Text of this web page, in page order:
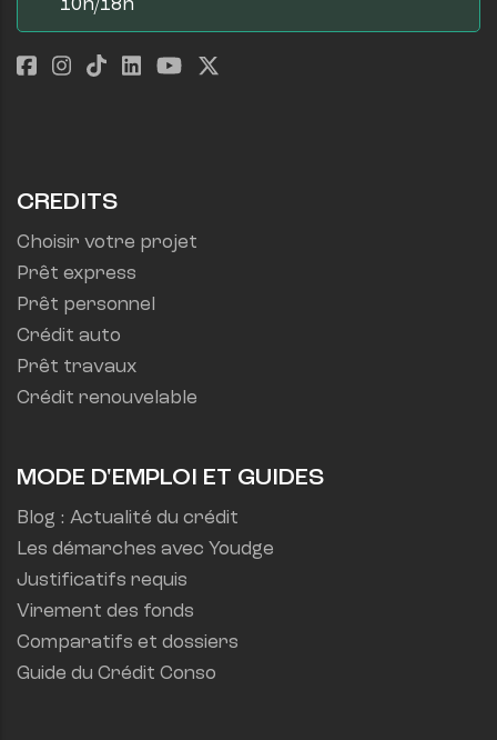
10h/18h
CREDITS
Choisir votre projet
Prêt express
Prêt personnel
Crédit auto
Prêt travaux
Crédit renouvelable
MODE D'EMPLOI ET GUIDES
Blog : Actualité du crédit
Les démarches avec Youdge
Justificatifs requis
Virement des fonds
Comparatifs et dossiers
Guide du Crédit Conso